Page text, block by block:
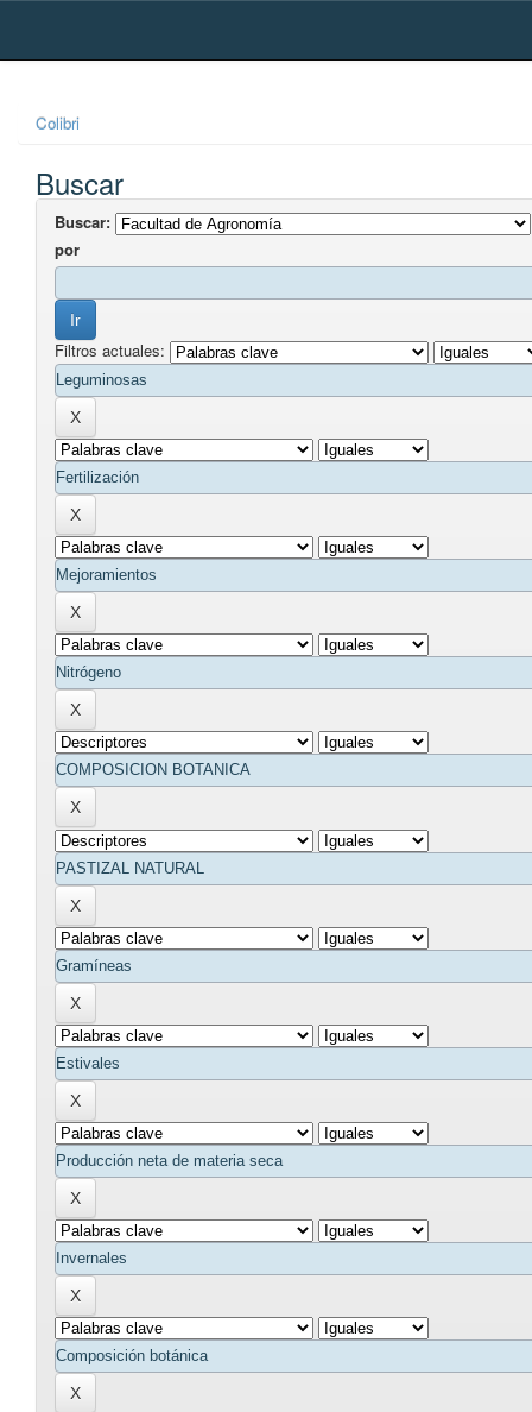
Skip
Colibri
Buscar
Buscar:
por
Filtros actuales: